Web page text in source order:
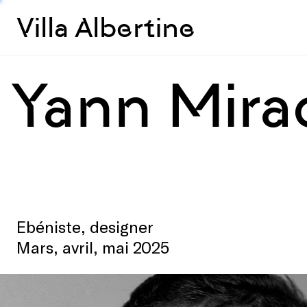
Villa Albertine
Yann
Ebéniste, designer
Mars, avril, mai 2025